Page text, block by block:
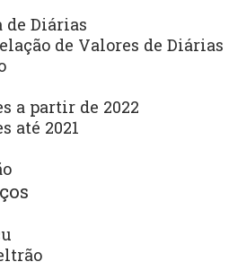
de Diárias
de Valores de Diárias
a partir de 2022
até 2021
e Interinstitucionais
de Inovação da Unioeste
e Processos Seletivos